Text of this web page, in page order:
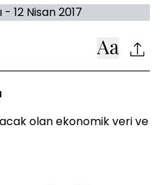
olan ekonomik veri ve